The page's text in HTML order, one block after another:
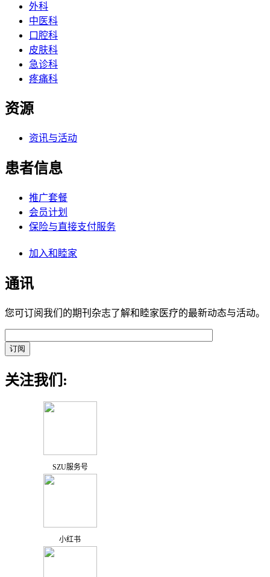
外科
中医科
口腔科
皮肤科
急诊科
疼痛科
资源
资讯与活动
患者信息
推广套餐
会员计划
保险与直接支付服务
加入和睦家
通讯
您可订阅我们的期刊杂志了解和睦家医疗的最新动态与活动。
关注我们:
SZU服务号
小红书